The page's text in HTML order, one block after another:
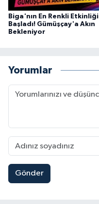
Biga'nın En Renkli Etkinliği
Başladı! Gümüşçay'a Akın
Bekleniyor
Yorumlar
Gönder